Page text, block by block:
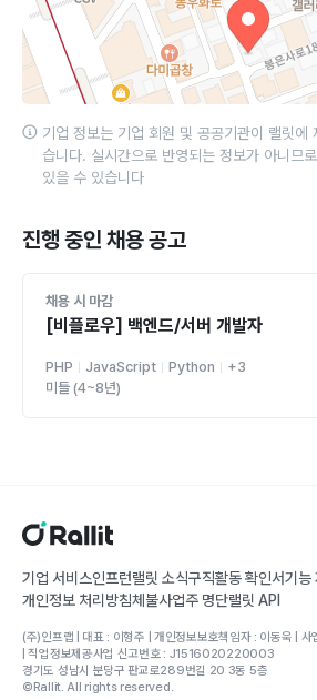
기업 정보는 기업 회원 및 공공기관이 랠릿에
습니다. 실시간으로 반영되는 정보가 아니므
있을 수 있습니다
진행 중인 채용 공고
채용 시 마감
[비플로우] 백엔드/서버 개발자
PHP JavaScript Python +3
미들 (4~8년)
기업 서비스인프런랠릿 소식구직활동 확인서기능
개인정보 처리방침체불사업주 명단랠릿 API
(주)인프랩 | 대표 : 이형주 | 개인정보보호책임자 : 이동욱 |
| 직업정보제공사업 신고번호 : J1516020220003
경기도 성남시 분당구 판교로289번길 20 3동 5층
©Rallit. All rights reserved.